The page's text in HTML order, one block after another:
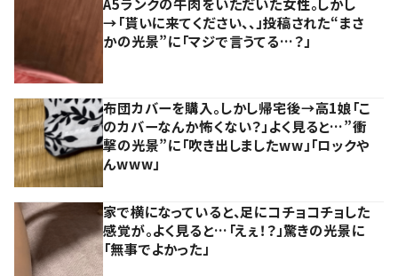
→「貰いに来てください、、」投稿された“まさ
かの光景”に「マジで言うてる…？」
布団カバーを購入。しかし帰宅後→高1娘「こ
のカバーなんか怖くない？」よく見ると…”衝
撃の光景”に「吹き出しましたww」「ロックや
んwww」
家で横になっていると、足にコチョコチョした
感覚が。よく見ると…「えぇ！？」驚きの光景に
「無事でよかった」